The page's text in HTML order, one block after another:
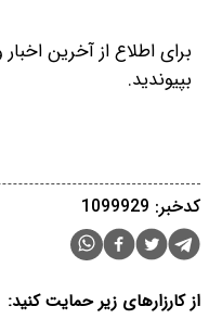
برای اطلاع از آخرین
بپیوندید.
کدخبر: 1099929
از کارزارهای زیر حمایت کنید: